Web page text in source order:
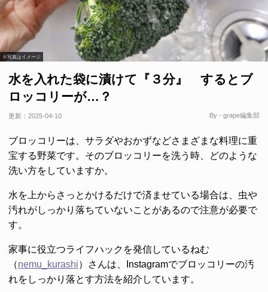
※写真はイメージ
水を入れた袋に漬けて『３分』 するとブ
ロッコリーが…？
更新： 2025-04-10 By - grape編集部
ブロッコリーは、サラダやおかずなどさまざまな料理に重
宝する野菜です。そのブロッコリーを洗う時、どのような
洗い方をしていますか。
水を上からさっとかけるだけで済ませている場合は、虫や
汚れがしっかり落ちていないことがあるので注意が必要で
す。
家事に役立つライフハックを発信しているねむ
（nemu_kurashi）さんは、Instagramでブロッコリーの汚
れをしっかり落とす方法を紹介しています。